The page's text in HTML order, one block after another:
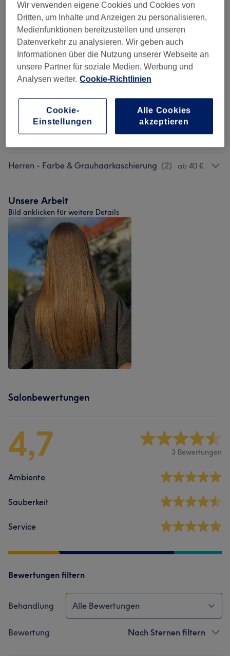
Haarverlängerung (4) ab 70 €
Damen - Haarschnitte & Stylings ( 9) ab 15 €
Kinder - Haarschnitte & Stylings (7 ab 25 €
Damen - Farbe & Coloration ab 40 €
Herren - Farbe & Grauhaarkaschierung (2) ab 40 €
Unsere Arbeit
Bild anklicken für weitere Details
Salonbewertungen
4,7 3 Bewertungen
Ambiente
Sauberkeit
Service
Bewertungen filtern
Behandlung Alle Bewertungen
Bewertung Nach Sternen filtern
Wir verwenden eigene Cookies und Cookies von
Dritten, um Inhalte und Anzeigen zu personalisieren,
Medienfunktionen bereitzustellen und unseren
Datenverkehr zu analysieren. Wir geben auch
Informationen über die Nutzung unserer Webseite an
unsere Partner für soziale Medien, Werbung und
Analysen weiter. Cookie-Richtlinien
Cookie-
Einstellungen
Alle Cookies
akzeptieren